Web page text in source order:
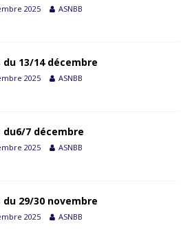
2025 ASNBB
13/14 décembre
2025 ASNBB
7 décembre
2025 ASNBB
29/30 novembre
2025 ASNBB